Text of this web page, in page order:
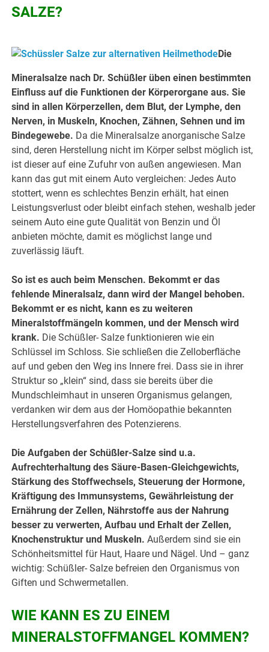
SALZE?
Die
Mineralsalze nach Dr. Schüßler üben einen bestimmten
Einfluss auf die Funktionen der Körperorgane aus. Sie
sind in allen Körperzellen, dem Blut, der Lymphe, den
Nerven, in Muskeln, Knochen, Zähnen, Sehnen und im
Bindegewebe. Da die Mineralsalze anorganische Salze
sind, deren Herstellung nicht im Körper selbst möglich ist,
ist dieser auf eine Zufuhr von außen angewiesen. Man
kann das gut mit einem Auto vergleichen: Jedes Auto
stottert, wenn es schlechtes Benzin erhält, hat einen
Leistungsverlust oder bleibt einfach stehen, weshalb jeder
seinem Auto eine gute Qualität von Benzin und Öl
anbieten möchte, damit es möglichst lange und
zuverlässig läuft.
So ist es auch beim Menschen. Bekommt er das
fehlende Mineralsalz, dann wird der Mangel behoben.
Bekommt er es nicht, kann es zu weiteren
Mineralstoffmängeln kommen, und der Mensch wird
krank. Die Schüßler- Salze funktionieren wie ein
Schlüssel im Schloss. Sie schließen die Zelloberfläche
auf und geben den Weg ins Innere frei. Dass sie in ihrer
Struktur so „klein“ sind, dass sie bereits über die
Mundschleimhaut in unseren Organismus gelangen,
verdanken wir dem aus der Homöopathie bekannten
Herstellungsverfahren des Potenzierens.
Die Aufgaben der Schüßler-Salze sind u.a.
Aufrechterhaltung des Säure-Basen-Gleichgewichts,
Stärkung des Stoffwechsels, Steuerung der Hormone,
Kräftigung des Immunsystems, Gewährleistung der
Ernährung der Zellen, Nährstoffe aus der Nahrung
besser zu verwerten, Aufbau und Erhalt der Zellen,
Knochenstruktur und Muskeln. Außerdem sind sie ein
Schönheitsmittel für Haut, Haare und Nägel. Und – ganz
wichtig: Schüßler- Salze befreien den Organismus von
Giften und Schwermetallen.
WIE KANN ES ZU EINEM
MINERALSTOFFMANGEL KOMMEN?